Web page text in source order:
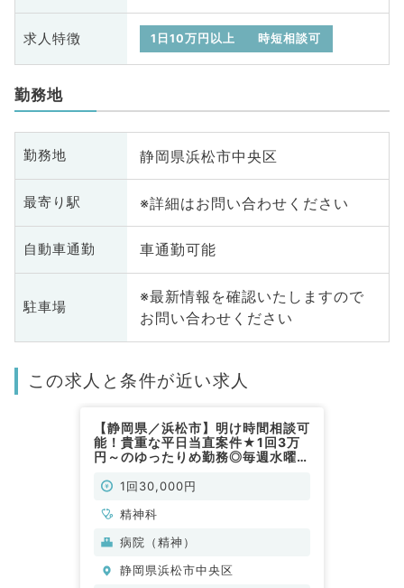
求人特徴 1日10万円以上 時短相談可
勤務地
勤務地 静岡県浜松市中央区
最寄り駅 ※詳細はお問い合わせください
自動車通勤 車通勤可能
駐車場
※最新情報を確認いたしますので
お問い合わせください
この求人と条件が近い求人
【静岡県／浜松市】明け時間相談可
能！貴重な平日当直案件★1回3万
円～のゆったりめ勤務◎毎週水曜日
勤）1回30,000円
精神科
病院（精神）
静岡県浜松市中央区